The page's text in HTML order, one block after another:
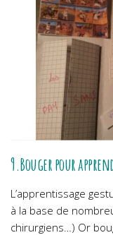
9.Bouger pour
L’apprentissage
à la base de
chirurgiens…) Or